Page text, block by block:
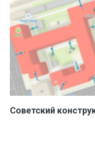
Советский